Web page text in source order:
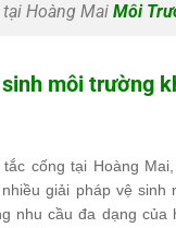
Hoàng Mai Môi
môi trường
cống tại Hoàng Mai,
giải pháp vệ sinh
nhu cầu đa dạng của